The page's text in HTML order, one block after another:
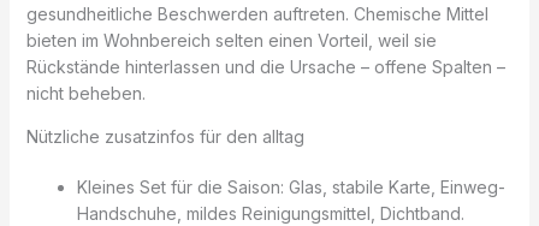
gesundheitliche Beschwerden auftreten. Chemische Mittel
bieten im Wohnbereich selten einen Vorteil, weil sie
Rückstände hinterlassen und die Ursache – offene Spalten –
nicht beheben.
Nützliche zusatzinfos für den alltag
Kleines Set für die Saison: Glas, stabile Karte, Einweg-
Handschuhe, mildes Reinigungsmittel, Dichtband.